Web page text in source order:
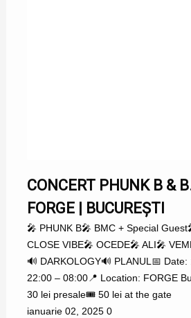
CONCERT PHUNK B &
FORGE | BUCUREȘTI
🎤 PHUNK B🎤 BMC + Special
CLOSE VIBE🎤 OCEDE🎤 ALI🎤
🔊 DARKOLOGY🔊 PLANUL📅
22:00 – 08:00📍 Location: FORGE
30 lei presale🎟️ 50 lei at the gate
ianuarie 02, 2025 0